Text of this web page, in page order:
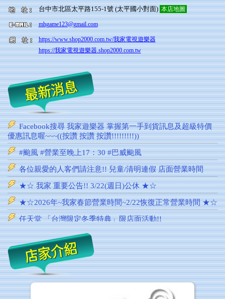
台中市北區太平路155-1號 (太平國小對面) 本店地圖
mhgame123@gmail.com
https://www.shop2000.com.tw/我家電視遊樂器
https://我家電視遊樂器.shop2000.com.tw
Facebook搜尋 我家遊樂器 掌握第一手到貨訊息及超級特價
優惠訊息喔~~~((按讚 按讚 按讚!!!!!!!!!))
#颱風 #營業至晚上17：30 #巴威颱風
各位親愛的人客們請注意!! 兒童/清明連假 店面營業時間
★☆ 我家 重要公告!! 3/22(週日)公休 ★☆
★☆2026年~我家春節營業時間~2/22恢復正常營業時間 ★☆
任天堂 「台灣限定冬季特典」限店面活動!!
2026 ~新年快樂~Happy Year of the Horse！
聖誕節快樂!!
中秋節 / 國慶日 各位親愛的人客們請注意-我家沒休息! (連假
正常營業)★☆
⚠️⚠️★☆ 我家 重要公告!! 7/20(週日)公休 ★☆